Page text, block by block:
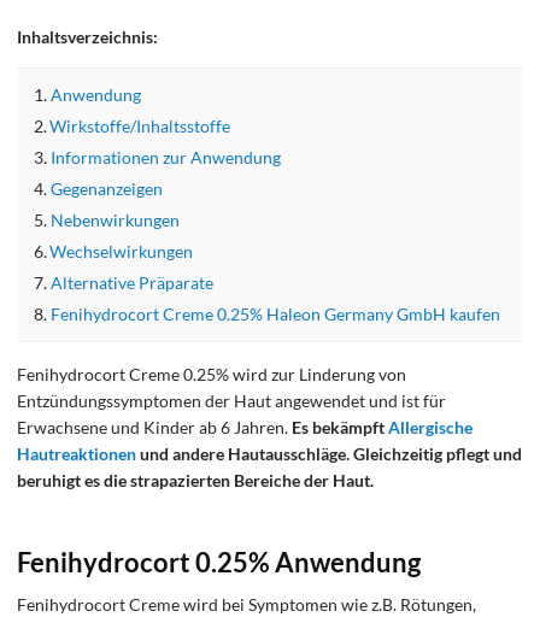
Inhaltsverzeichnis:
Anwendung
Wirkstoffe/Inhaltsstoffe
Informationen zur Anwendung
Gegenanzeigen
Nebenwirkungen
Wechselwirkungen
Alternative Präparate
Fenihydrocort Creme 0.25% Haleon Germany GmbH kaufen
Fenihydrocort Creme 0.25% wird zur Linderung von
Entzündungssymptomen der Haut angewendet und ist für
Erwachsene und Kinder ab 6 Jahren. Es bekämpftAllergische
Hautreaktionenund andere Hautausschläge. Gleichzeitig pflegt und
beruhigt es die strapazierten Bereiche der Haut.
Fenihydrocort 0.25% Anwendung
Fenihydrocort Creme wird bei Symptomen wie z.B. Rötungen,